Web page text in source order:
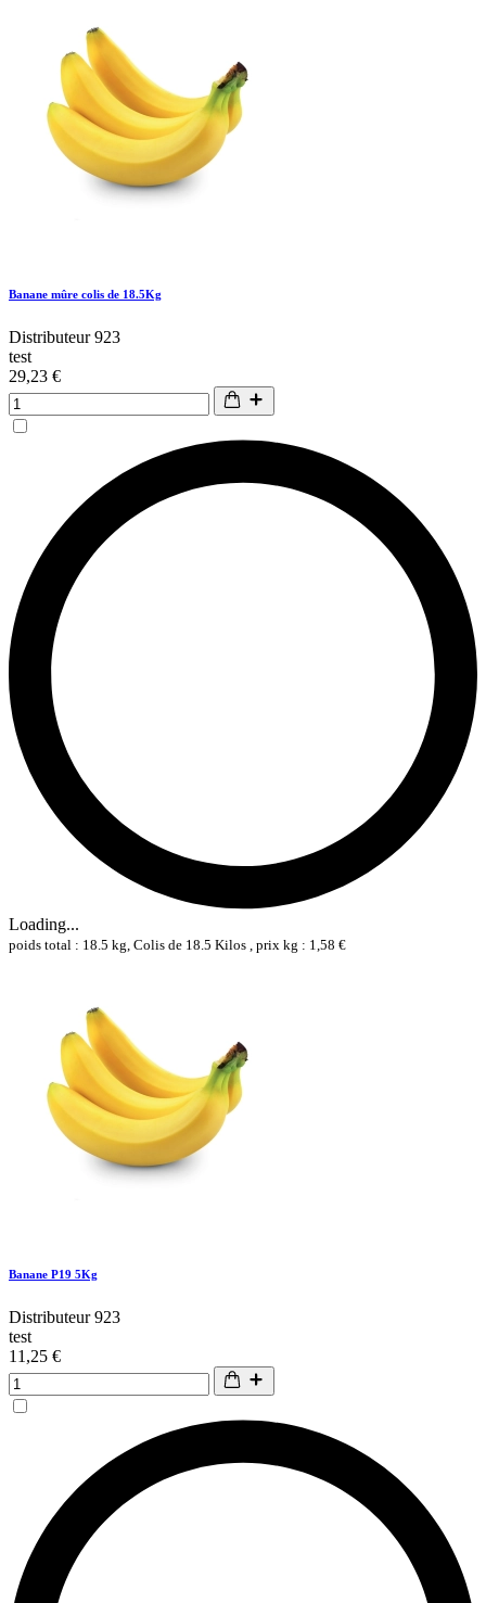
Banane mûre colis de 18.5Kg
Distributeur 923
test
29,23 €
Loading...
poids total : 18.5 kg, Colis de 18.5 Kilos , prix kg : 1,58 €
Banane P19 5Kg
Distributeur 923
test
11,25 €